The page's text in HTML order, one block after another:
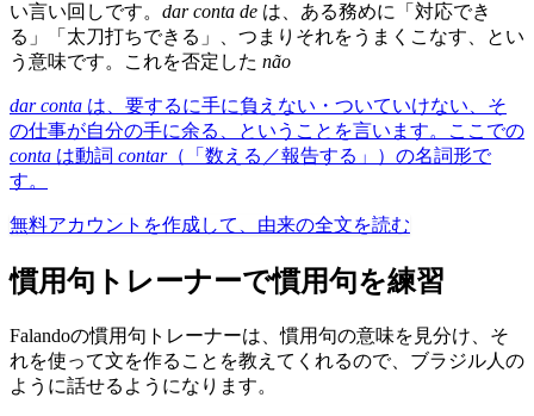
い言い回しです。 dar conta de は、ある務めに「対応でき
る」「太刀打ちできる」、つまりそれをうまくこなす、とい
う意味です。これを否定した não
dar conta は、要するに手に負えない・ついていけない、そ
の仕事が自分の手に余る、ということを言います。ここでの
conta は動詞 contar（「数える／報告する」）の名詞形で
す。
無料アカウントを作成して、由来の全文を読む
慣用句トレーナーで慣用句を練習
Falandoの慣用句トレーナーは、慣用句の意味を見分け、そ
れを使って文を作ることを教えてくれるので、ブラジル人の
ように話せるようになります。